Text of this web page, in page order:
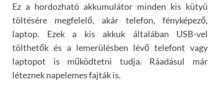
Ez a hordozható akkumulátor minden kis kütyü
töltésére megfelelő, akár telefon, fényképező,
laptop. Ezek a kis akkuk általában USB-vel
tölthetők és a lemerülésben lévő telefont vagy
laptopot is működtetni tudja. Ráadásul már
léteznek napelemes fajták is.